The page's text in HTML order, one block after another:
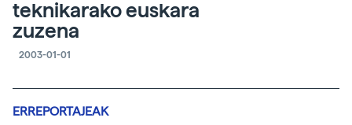
teknikarako euskara
zuzena
2003-01-01
ERREPORTAJEAK